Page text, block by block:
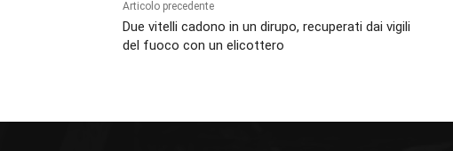
Articolo precedente
Due vitelli cadono in un dirupo, recuperati dai vigili
del fuoco con un elicottero